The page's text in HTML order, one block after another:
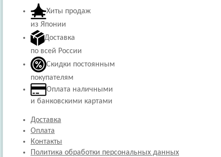
Хиты продаж
из Японии
Доставка
по всей России
Скидки постоянным
покупателям
Оплата наличными
и банковскими картами
Доставка
Оплата
Контакты
Политика обработки персональных данных